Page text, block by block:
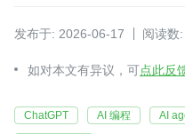
发布于: 2026-06-17 阅读数
如对本文有异议，可点此反
ChatGPT AI 编程 AI